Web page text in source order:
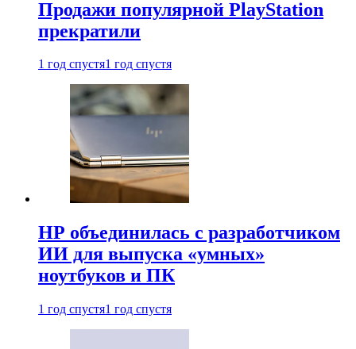
Продажи популярной PlayStation
прекратили
1 год спустя1 год спустя
HP объединилась с разработчиком
ИИ для выпуска «умных»
ноутбуков и ПК
1 год спустя1 год спустя